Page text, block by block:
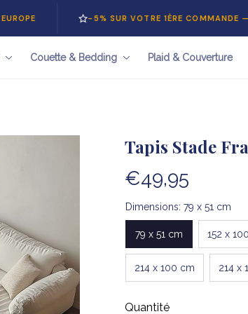
-5% SUR VOTRE 1ÈRE COMMANDE — CODE
Couette & Bedding Plaid & Couverture
Tapis Stade
€49,95
Dimensions: 79 x 51 cm
79 x 51 cm 152 x
214 x 100 cm 214 x
Quantité